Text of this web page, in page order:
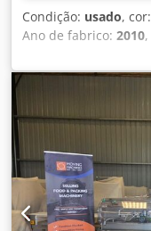
Condição: usado, cor:
Ano de fabrico: 2010
em estoque mais de
caso não encontre o